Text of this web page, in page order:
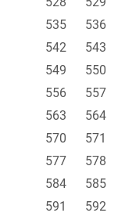
535
536
542
543
549
550
556
557
563
564
570
571
577
578
584
585
591
592